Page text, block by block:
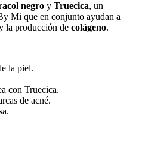
negro y Truecica, un
Mi que en conjunto ayudan a
la producción de colágeno.
la piel.
con Truecica.
de acné.